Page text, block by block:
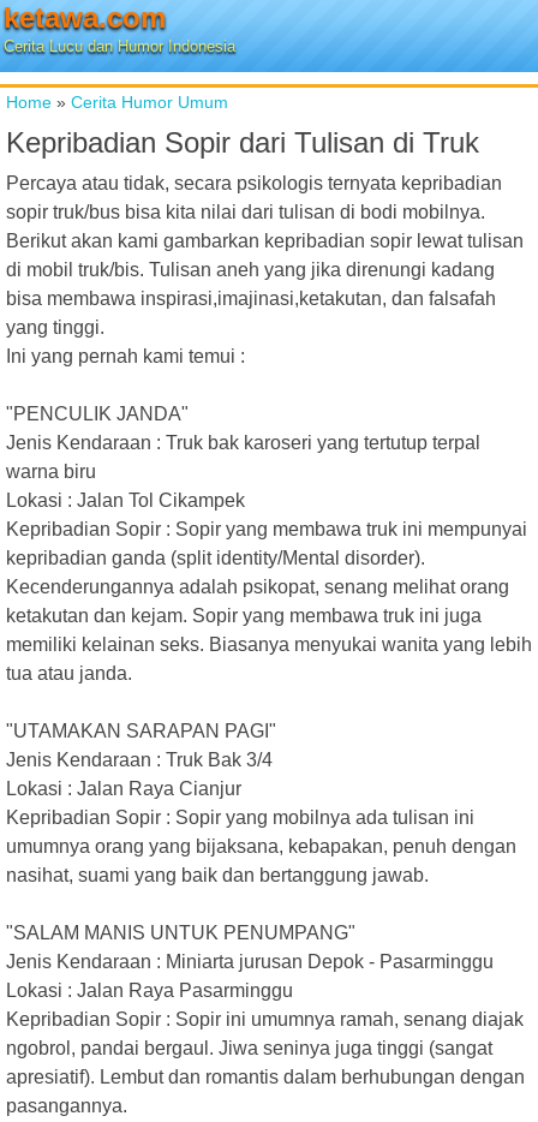
ketawa.com
Cerita Lucu dan Humor Indonesia
Home » Cerita Humor Umum
Kepribadian Sopir dari Tulisan di Truk
Percaya atau tidak, secara psikologis ternyata kepribadian
sopir truk/bus bisa kita nilai dari tulisan di bodi mobilnya.
Berikut akan kami gambarkan kepribadian sopir lewat tulisan
di mobil truk/bis. Tulisan aneh yang jika direnungi kadang
bisa membawa inspirasi,imajinasi,ketakutan, dan falsafah
yang tinggi.
Ini yang pernah kami temui :
"PENCULIK JANDA"
Jenis Kendaraan : Truk bak karoseri yang tertutup terpal
warna biru
Lokasi : Jalan Tol Cikampek
Kepribadian Sopir : Sopir yang membawa truk ini mempunyai
kepribadian ganda (split identity/Mental disorder).
Kecenderungannya adalah psikopat, senang melihat orang
ketakutan dan kejam. Sopir yang membawa truk ini juga
memiliki kelainan seks. Biasanya menyukai wanita yang lebih
tua atau janda.
"UTAMAKAN SARAPAN PAGI"
Jenis Kendaraan : Truk Bak 3/4
Lokasi : Jalan Raya Cianjur
Kepribadian Sopir : Sopir yang mobilnya ada tulisan ini
umumnya orang yang bijaksana, kebapakan, penuh dengan
nasihat, suami yang baik dan bertanggung jawab.
"SALAM MANIS UNTUK PENUMPANG"
Jenis Kendaraan : Miniarta jurusan Depok - Pasarminggu
Lokasi : Jalan Raya Pasarminggu
Kepribadian Sopir : Sopir ini umumnya ramah, senang diajak
ngobrol, pandai bergaul. Jiwa seninya juga tinggi (sangat
apresiatif). Lembut dan romantis dalam berhubungan dengan
pasangannya.